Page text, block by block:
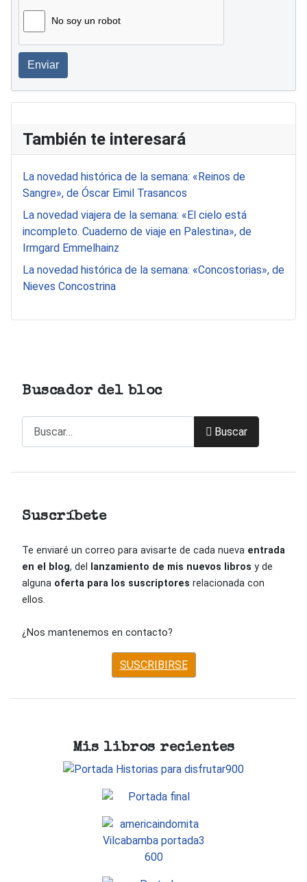
No soy un robot
Enviar
También te interesará
La novedad histórica de la semana: «Reinos de
Sangre», de Óscar Eimil Trasancos
La novedad viajera de la semana: «El cielo está
incompleto. Cuaderno de viaje en Palestina», de
Irmgard Emmelhainz
La novedad histórica de la semana: «Concostorias», de
Nieves Concostrina
Buscador del bloc
Buscar
Suscríbete
Te enviaré un correo para avisarte de cada nueva entrada
en el blog, del lanzamiento de mis nuevos libros y de
alguna oferta para los suscriptores relacionada con
ellos.
¿Nos mantenemos en contacto?
SUSCRIBIRSE
Mis libros recientes